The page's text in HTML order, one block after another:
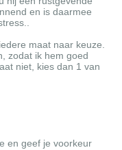
en is daarmee
maat naar keuze.
zodat ik hem goed
niet, kies dan 1 van
en geef je voorkeur